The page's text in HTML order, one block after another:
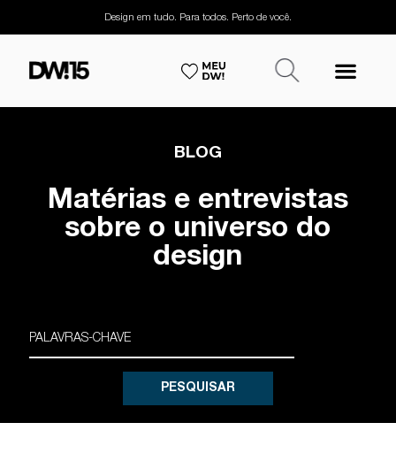
Design em tudo. Para todos. Perto de você.
BLOG
Matérias e entrevistas
sobre o universo do
design
PESQUISAR